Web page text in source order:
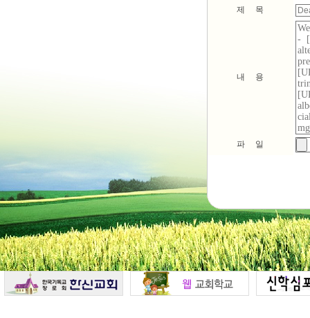
제 목
내 용
파 일